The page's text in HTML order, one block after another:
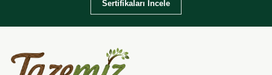
Sertifikaları İncele